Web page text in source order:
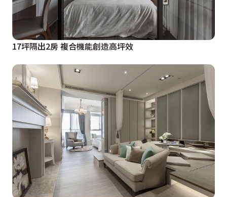
17坪隔出2房 複合機能創造高坪效